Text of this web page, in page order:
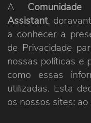
A
Assistant,
a conhecer a
de Privacidade
nossas políticas e
como essas
utilizadas. Esta
os nossos sites: